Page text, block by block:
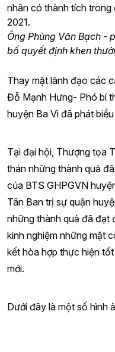
nhân có thành tích trong
2021.
Ông Phùng Văn Bạch -
bố quyết định khen
Thay mặt lãnh đạo các
Đỗ Mạnh Hưng- Phó bí
huyện Ba Vì đã phát
Tại đại hội, Thượng tọa
thán những thành quả
của BTS GHPGVN
Tân Ban trị sự quận
những thành quả đã đạt
kinh nghiệm những mặt
kết hòa hợp thực hiện
mới.
Dưới đây là một số hình